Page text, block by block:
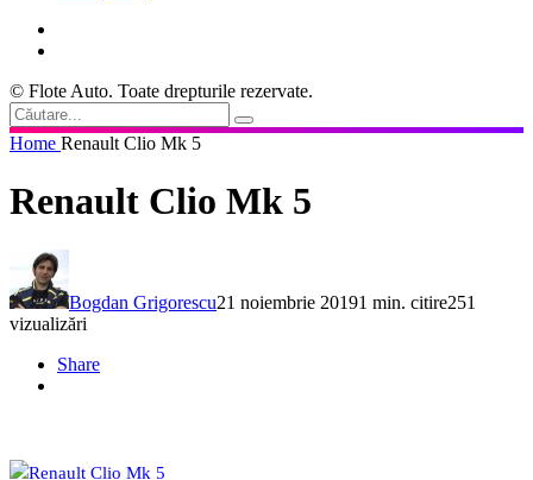
© Flote Auto. Toate drepturile rezervate.
Home Renault Clio Mk 5
Renault Clio Mk 5
Bogdan Grigorescu21 noiembrie 20191 min. citire251
vizualizări
Share